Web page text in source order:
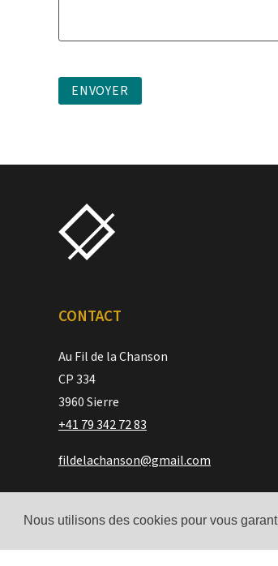
Nous utilisons des cookies pour vous
CONTACT
Au Fil de la Chanson
CP 334
3960 Sierre
+41 79 342 72 83
fildelachanson@gmail.com
© Au fil de la Chanson 2026-Site par